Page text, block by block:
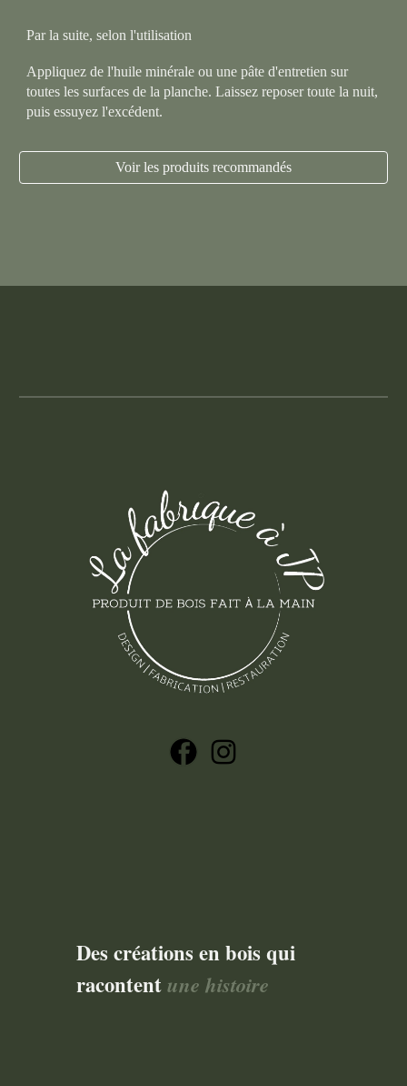
Par la suite, selon l'utilisation
Appliquez de l'huile minérale ou une pâte d'entretien sur
toutes les surfaces de la planche. Laissez reposer toute la nuit,
puis essuyez l'excédent.
Voir les produits recommandés
Des créations en bois qui
racontentune histoire